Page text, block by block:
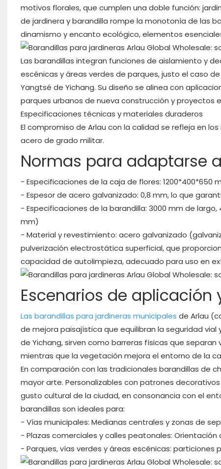
motivos florales, que cumplen una doble función:
de jardinera y barandilla rompe la monotonía de las
dinamismo y encanto ecológico, elementos
Las barandillas integran funciones de aislamiento y
escénicas y áreas verdes de parques, justo el caso
Yangtsé de Yichang. Su diseño se alinea con
parques urbanos de nueva construcción y proyectos
Especificaciones técnicas y materiales duraderos
El compromiso de Arlau con la calidad se refleja en
acero de grado militar.
Normas para adaptarse
- Especificaciones de la caja de flores: 1200*400*650
- Espesor de acero galvanizado: 0,8 mm, lo que
- Especificaciones de la barandilla: 3000 mm de
mm)
- Material y revestimiento: acero galvanizado
pulverización electrostática superficial, que
capacidad de autolimpieza, adecuado para uso en
Escenarios de
Las barandillas para jardineras municipales de Arlau
de mejora paisajística que equilibran la seguridad vial
de Yichang, sirven como barreras físicas que
mientras que la vegetación mejora el entorno de la
En comparación con las tradicionales barandillas de
mayor arte. Personalizables con patrones
gusto cultural de la ciudad, en consonancia con el
barandillas son ideales para:
- Vías municipales: Medianas centrales y zonas de
- Plazas comerciales y calles peatonales:
- Parques, vías verdes y áreas escénicas: